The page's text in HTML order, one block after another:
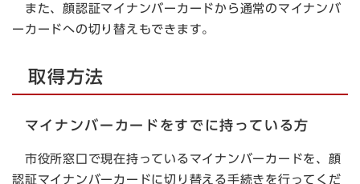
また、顔認証マイナンバーカードから通常のマイナンバ
ーカードへの切り替えもできます。
取得方法
マイナンバーカードをすでに持っている方
市役所窓口で現在持っているマイナンバーカードを、顔
認証マイナンバーカードに切り替える手続きを行ってくだ